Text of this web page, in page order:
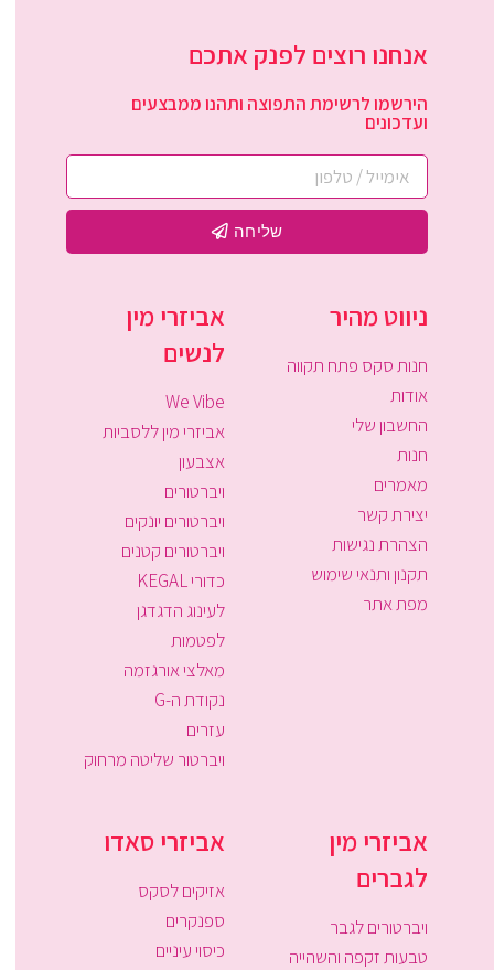
אנחנו רוצים לפנק אתכם
הירשמו לרשימת התפוצה ותהנו ממבצעים
ועדכונים
שליחה
ניווט מהיר
חנות סקס פתח תקווה
אודות
החשבון שלי
חנות
מאמרים
יצירת קשר
הצהרת נגישות
תקנון ותנאי שימוש
מפת אתר
אביזרי מין
לנשים
We Vibe
אביזרי מין ללסביות
אצבעון
ויברטורים
ויברטורים יונקים
ויברטורים קטנים
כדורי KEGAL
לעינוג הדגדגן
לפטמות
מאלצי אורגזמה
נקודת ה-G
עזרים
ויברטור שליטה מרחוק
אביזרי מין
לגברים
ויברטורים לגבר
טבעות זקפה והשהייה
אביזרי סאדו
אזיקים לסקס
ספנקרים
כיסוי עיניים